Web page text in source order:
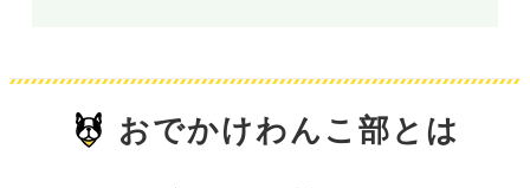
おでかけわんこ部とは